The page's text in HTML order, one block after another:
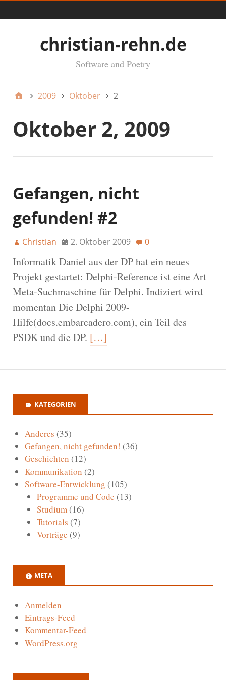
christian-rehn.de
Software and Poetry
2009 Oktober 2
Oktober 2, 2009
Gefangen, nicht
gefunden! #2
Christian 2. Oktober 2009 0
Informatik Daniel aus der DP hat ein neues
Projekt gestartet: Delphi-Reference ist eine Art
Meta-Suchmaschine für Delphi. Indiziert wird
momentan Die Delphi 2009-
Hilfe(docs.embarcadero.com), ein Teil des
PSDK und die DP. […]
KATEGORIEN
Anderes (35)
Gefangen, nicht gefunden! (36)
Geschichten (12)
Kommunikation (2)
Software-Entwicklung (105)
Programme und Code (13)
Studium(16)
Tutorials (7)
Vorträge (9)
META
Anmelden
Eintrags-Feed
Kommentar-Feed
WordPress.org